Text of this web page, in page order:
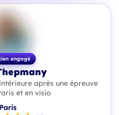
engagé
après une épreuve
et en visio